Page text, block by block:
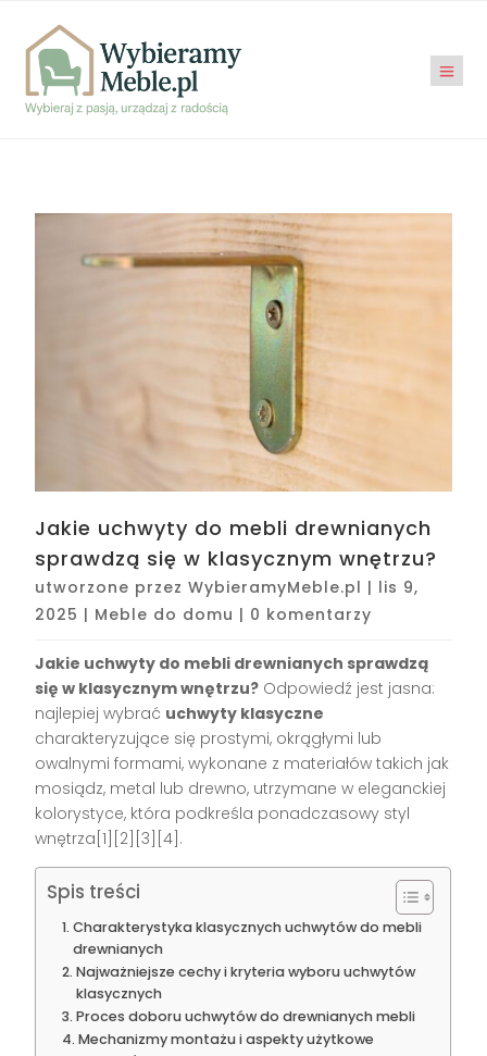
Jakie uchwyty do mebli drewnianych
sprawdzą się w klasycznym wnętrzu?
utworzone przezWybieramyMeble.pl | lis 9,
2025 | Meble do domu | 0 komentarzy
Jakie uchwyty do mebli drewnianych sprawdzą
się w klasycznym wnętrzu? Odpowiedź jest jasna:
najlepiej wybrać uchwyty klasyczne
charakteryzujące się prostymi, okrągłymi lub
owalnymi formami, wykonane z materiałów takich jak
mosiądz, metal lub drewno, utrzymane w eleganckiej
kolorystyce, która podkreśla ponadczasowy styl
wnętrza[1][2][3][4].
Spis treści
Charakterystyka klasycznych uchwytów do mebli
drewnianych
Najważniejsze cechy i kryteria wyboru uchwytów
klasycznych
Proces doboru uchwytów do drewnianych mebli
Mechanizmy montażu i aspekty użytkowe